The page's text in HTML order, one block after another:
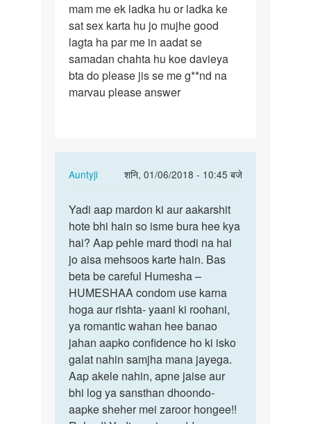
mam
me
ek
ladka
hu
or
mam me ek ladka hu or ladka ke
sat sex karta hu jo mujhe good
lagta ha par me in aadat se
samadan chahta hu koe davieya
bta do please jis se me g**nd na
marvau please answer
Auntyji
शनि, 01/06/2018 - 10:45 बजे
In
to
mam
me
ek
ladka
hu
or
ladka…
by
Rahul
Yadi
aap
mardon
ki
aur…
Yadi aap mardon ki aur aakarshit
hote bhi hain so isme bura hee kya
hai? Aap pehle mard thodi na hai
jo aisa mehsoos karte hain. Bas
beta be careful Humesha –
HUMESHAA condom use karna
hoga aur rishta- yaani ki roohani,
ya romantic wahan hee banao
jahan aapko confidence ho ki isko
galat nahin samjha mana jayega.
Aap akele nahin, apne jaise aur
bhi log ya sansthan dhoondo-
aapke sheher mei zaroor hongee!!